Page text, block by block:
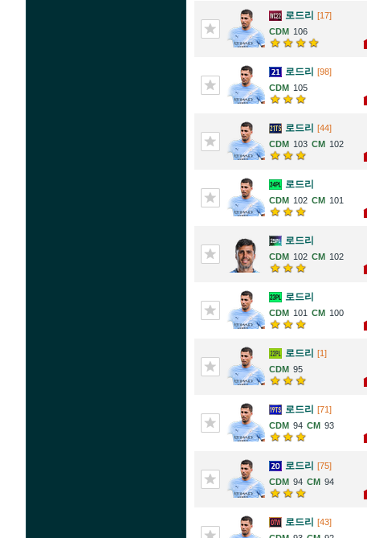
로드리 [17]
106
로드리 [98]
105
로드리 [44]
103
102
로드리
102 101
로드리
102 102
로드리
101 100
로드리 [1]
95
로드리 [71]
94
93
로드리 [75]
94
94
로드리 [43]